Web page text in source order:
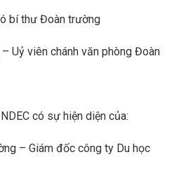
bí thư Đoàn trường
Uỷ viên chánh văn phòng Đoàn
có sự hiện diện của:
– Giám đốc công ty Du học